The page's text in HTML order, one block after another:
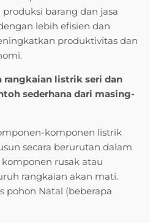
barang dan jasa
lebih efisien dan
produktivitas dan
rangkaian listrik seri dan
sederhana dari masing-
komponen listrik
secara berurutan dalam
rusak atau
rangkaian akan mati.
pohon Natal (beberapa